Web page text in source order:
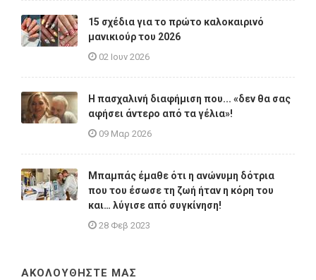
15 σχέδια για το πρώτο καλοκαιρινό
μανικιούρ του 2026
02 Ιουν 2026
Η πασχαλινή διαφήμιση που... «δεν θα σας
αφήσει άντερο από τα γέλια»!
09 Μαρ 2026
Μπαμπάς έμαθε ότι η ανώνυμη δότρια
που του έσωσε τη ζωή ήταν η κόρη του
και… λύγισε από συγκίνηση!
28 Φεβ 2023
ΑΚΟΛΟΥΘΗΣΤΕ ΜΑΣ